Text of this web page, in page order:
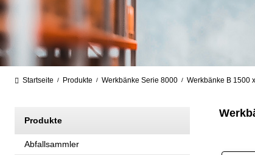
Startseite / Produkte / Werkbänke Serie 8000 / Werkbänke B 1500
Produkte
Abfallsammler